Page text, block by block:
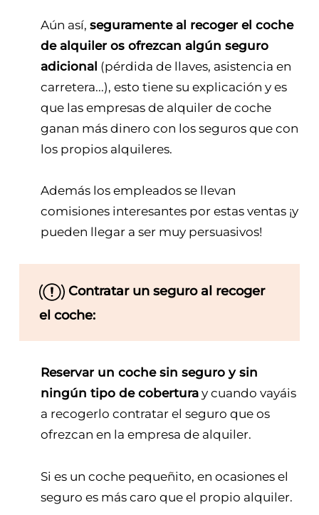
Aún así, seguramente al recoger el coche
de alquiler os ofrezcan algún seguro
adicional (pérdida de llaves, asistencia en
carretera...), esto tiene su explicación y es
que las empresas de alquiler de coche
ganan más dinero con los seguros que con
los propios alquileres.
Además los empleados se llevan
comisiones interesantes por estas ventas ¡y
pueden llegar a ser muy persuasivos!
Contratar un seguro al recoger
el coche:
Reservar un coche sin seguro y sin
ningún tipo de coberturay cuando vayáis
a recogerlo contratar el seguro que os
ofrezcan en la empresa de alquiler.
Si es un coche pequeñito, en ocasiones el
seguro es más caro que el propio alquiler.